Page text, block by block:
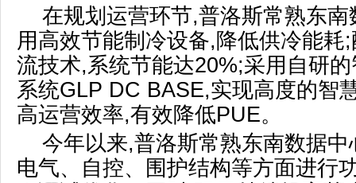
在规划运营环节,普洛斯常熟东
用高效节能制冷设备,降低供冷能耗
流技术,系统节能达20%;采用自研
系统GLP DC BASE,实现高度的智
高运营效率,有效降低PUE。
今年以来,普洛斯常熟东南数据
电气、自控、围护结构等方面进行